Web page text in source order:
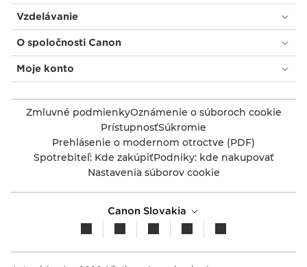
Vzdelávanie
O spoločnosti Canon
Moje konto
Zmluvné podmienkyOznámenie o súboroch cookie
PrístupnosťSúkromie
Prehlásenie o modernom otroctve (PDF)
Spotrebiteľ: Kde zakúpiťPodniky: kde nakupovať
Nastavenia súborov cookie
Canon Slovakia